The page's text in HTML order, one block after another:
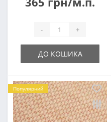
- +
ДО КОШИКА
Популярний